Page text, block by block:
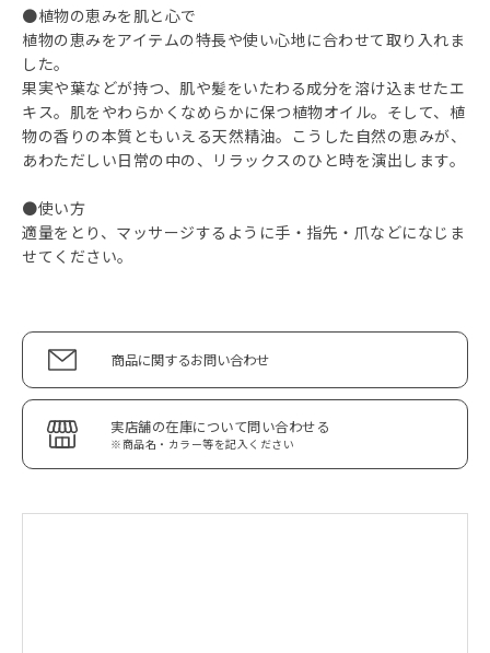
●植物の恵みを肌と心で
植物の恵みをアイテムの特長や使い心地に合わせて取り入れま
した。
果実や葉などが持つ、肌や髪をいたわる成分を溶け込ませたエ
キス。肌をやわらかくなめらかに保つ植物オイル。そして、植
物の香りの本質ともいえる天然精油。こうした自然の恵みが、
あわただしい日常の中の、リラックスのひと時を演出します。
●使い方
適量をとり、マッサージするように手・指先・爪などになじま
せてください。
商品に関するお問い合わせ
実店舗の在庫について問い合わせる
※商品名・カラー等を記入ください